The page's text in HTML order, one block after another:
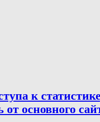
к
основного